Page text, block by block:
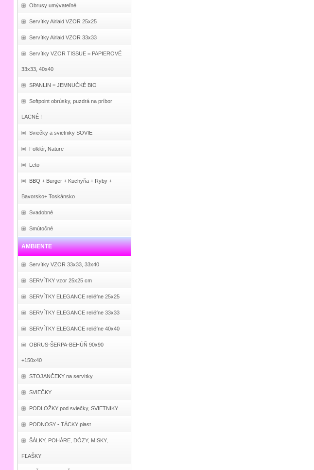
Obrusy umývateľné
Servítky Airlaid VZOR 25x25
Servítky Airlaid VZOR 33x33
Servítky VZOR TISSUE = PAPIEROVÉ
33x33, 40x40
SPANLIN = JEMNUČKÉ BIO
Softpoint obrúsky, puzdrá na príbor
LACNÉ !
Sviečky a svietniky SOVIE
Folklór, Nature
Leto
BBQ + Burger + Kuchyňa + Ryby +
Bavorsko+ Toskánsko
Svadobné
Smútočné
AMBIENTE
Servítky VZOR 33x33, 33x40
SERVÍTKY vzor 25x25 cm
SERVÍTKY ELEGANCE reliéfne 25x25
SERVÍTKY ELEGANCE reliéfne 33x33
SERVÍTKY ELEGANCE reliéfne 40x40
OBRUS-ŠERPA-BEHÚŇ 90x90
+150x40
STOJANČEKY na servítky
SVIEČKY
PODLOŽKY pod sviečky, SVIETNIKY
PODNOSY - TÁCKY plast
ŠÁLKY, POHÁRE, DÓZY, MISKY,
FĽAŠKY